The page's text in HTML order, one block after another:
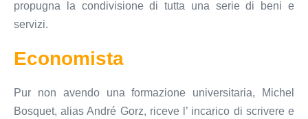
propugna la condivisione di tutta una serie di beni e
servizi.
Economista
Pur non avendo una formazione universitaria, Michel
Bosquet, alias André Gorz, riceve l’ incarico di scrivere e